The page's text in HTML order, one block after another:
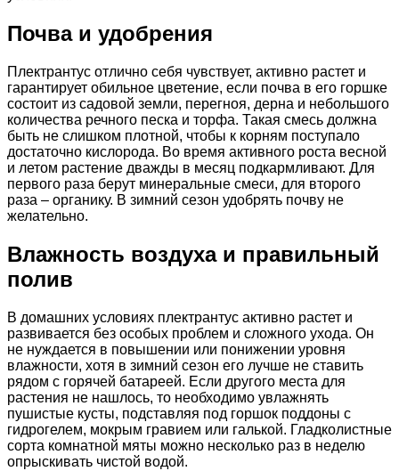
Почва и удобрения
Плектрантус отлично себя чувствует, активно растет и
гарантирует обильное цветение, если почва в его горшке
состоит из садовой земли, перегноя, дерна и небольшого
количества речного песка и торфа. Такая смесь должна
быть не слишком плотной, чтобы к корням поступало
достаточно кислорода. Во время активного роста весной
и летом растение дважды в месяц подкармливают. Для
первого раза берут минеральные смеси, для второго
раза – органику. В зимний сезон удобрять почву не
желательно.
Влажность воздуха и правильный
полив
В домашних условиях плектрантус активно растет и
развивается без особых проблем и сложного ухода. Он
не нуждается в повышении или понижении уровня
влажности, хотя в зимний сезон его лучше не ставить
рядом с горячей батареей. Если другого места для
растения не нашлось, то необходимо увлажнять
пушистые кусты, подставляя под горшок поддоны с
гидрогелем, мокрым гравием или галькой. Гладколистные
сорта комнатной мяты можно несколько раз в неделю
опрыскивать чистой водой.